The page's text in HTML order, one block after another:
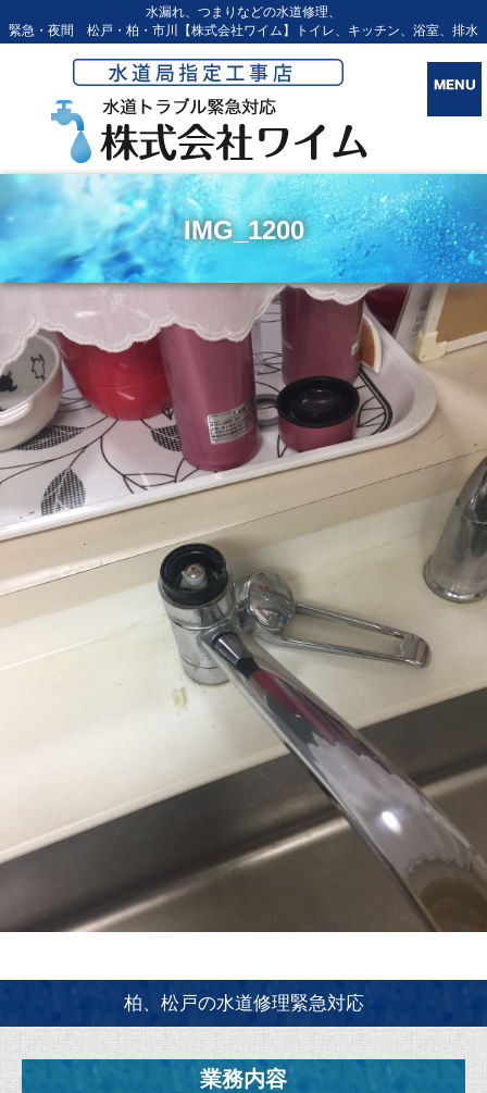
水漏れ、つまりなどの水道修理、
緊急・夜間 松戸・柏・市川【株式会社ワイム】トイレ、キッチン、浴室、排水
IMG_1200
柏、松戸の水道修理緊急対応
業務内容